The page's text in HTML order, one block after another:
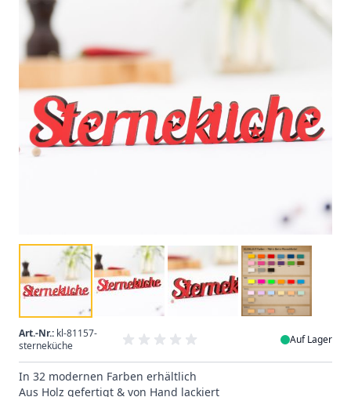
Art.-Nr.: kl-81157-
sterneküche
Auf Lager
In 32 modernen Farben erhältlich
Aus Holz gefertigt & von Hand lackiert